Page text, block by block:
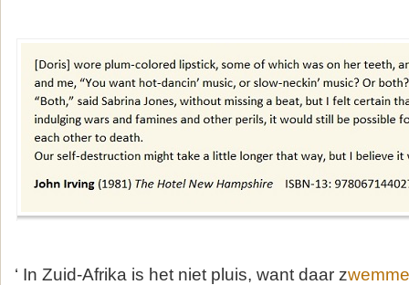
‘ In Zuid-Afrika is het niet pluis, want daar z